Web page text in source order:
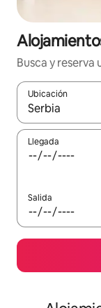
Busca y
Ubicación
Cuando los
Llegada
Salida